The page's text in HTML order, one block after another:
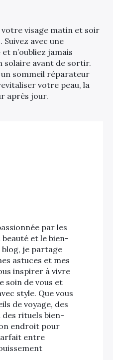
visage matin et soir
avec une
et n’oubliez jamais
solaire avant de sortir.
sommeil réparateur
votre peau, la
après jour.
par les
beauté et le bien-
je partage
astuces et mes
inspirer à vivre
soin de vous et
style. Que vous
de voyage, des
rituels bien-
endroit pour
entre